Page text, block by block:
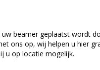
beamer geplaatst wordt
ons op, wij helpen u hier
u op locatie mogelijk.